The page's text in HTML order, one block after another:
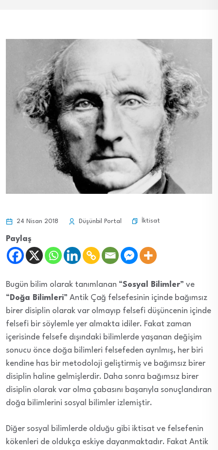
24 Nisan 2018 Düşünbil Portal İktisat
Paylaş
Bugün bilim olarak tanımlanan “Sosyal Bilimler” ve
“ Doğa Bilimleri” Antik Çağ felsefesinin içinde bağımsız
birer disiplin olarak var olmayıp felsefi düşüncenin içinde
felsefi bir söylemle yer almakta idiler. Fakat zaman
içerisinde felsefe dışındaki bilimlerde yaşanan değişim
sonucu önce doğa bilimleri felsefeden ayrılmış, her biri
kendine has bir metodoloji geliştirmiş ve bağımsız birer
disiplin haline gelmişlerdir. Daha sonra bağımsız birer
disiplin olarak var olma çabasını başarıyla sonuçlandıran
doğa bilimlerini sosyal bilimler izlemiştir.
Diğer sosyal bilimlerde olduğu gibi iktisat ve felsefenin
kökenleri de oldukça eskiye dayanmaktadır. Fakat Antik